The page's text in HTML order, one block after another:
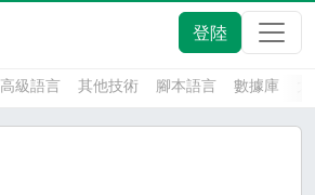
登陸
高級語言 其他技術 腳本語言 數據庫